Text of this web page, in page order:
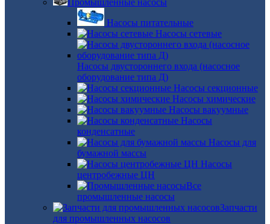
Промышленные насосы
Насосы питательные
Насосы сетевые
Насосы двустороннего входа (насосное
оборудование типа Д)
Насосы секционные
Насосы химические
Насосы вакуумные
Насосы
конденсатные
Насосы для
бумажной массы
Насосы
центробежные ЦН
Все
промышленные насосы
Запчасти
для промышленных насосов